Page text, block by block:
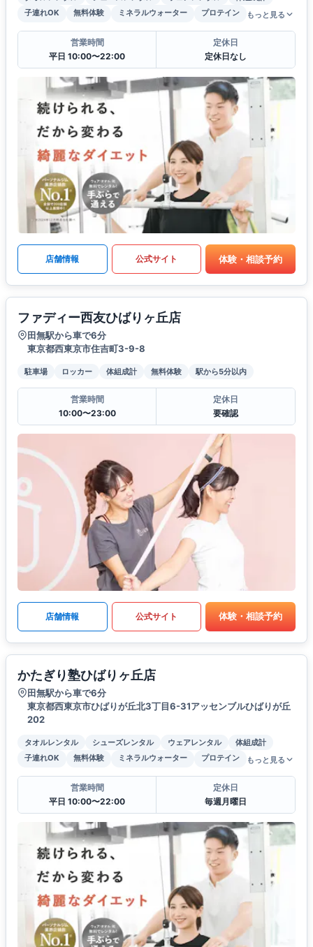
子連れOK
無料体験 ミネラルウォーター プロテイン もっと見る
営業時間
平日 10:00〜22:00
定休日
定休日なし
店舗情報 公式サイト 体験・相談予約
ファディー西友ひばりヶ丘店
田無駅から車で6分
東京都西東京市住吉町3-9-8
駐車場 ロッカー 体組成計 無料体験 駅から5分以内
営業時間
10:00〜23:00
定休日
要確認
店舗情報 公式サイト 体験・相談予約
かたぎり塾ひばりヶ丘店
田無駅から車で6分
東京都西東京市ひばりが丘北3丁目6-31アッセンブルひばりが丘
202
タオルレンタル シューズレンタル ウェアレンタル
体組成計
子連れOK
無料体験 ミネラルウォーター プロテイン もっと見る
営業時間
平日 10:00〜22:00
定休日
毎週月曜日